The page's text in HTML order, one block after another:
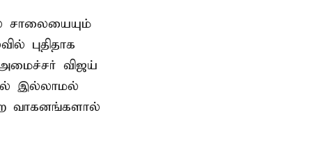
சாலையையும்
புதிதாக
விஜய்
இல்லாமல்
வாகனங்களால்